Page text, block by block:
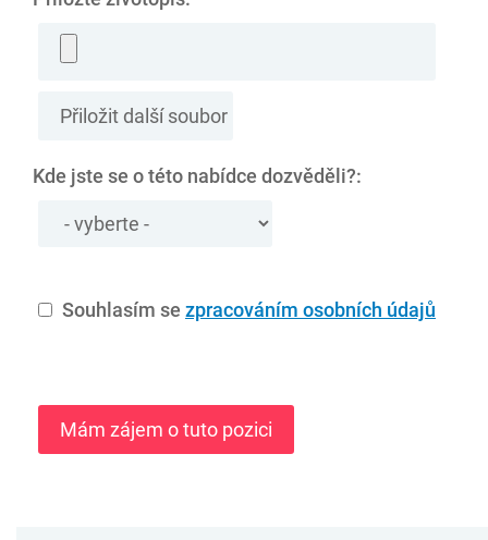
Kde jste se o této nabídce dozvěděli?:
Souhlasím se zpracováním osobních údajů